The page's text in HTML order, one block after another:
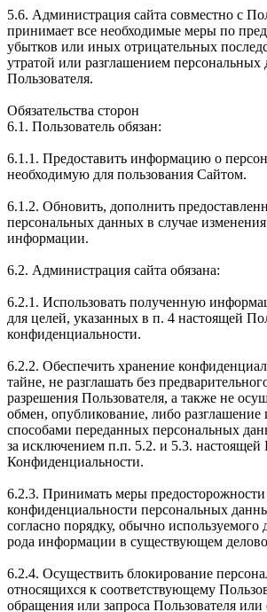
5.6. Администрация сайта совместно с
принимает все необходимые меры по
убытков или иных отрицательных
утратой или разглашением персональных
Пользователя.
Обязательства сторон
6.1. Пользователь обязан:
6.1.1. Предоставить информацию о
необходимую для пользования Сайтом.
6.1.2. Обновить, дополнить
персональных данных в случае
информации.
6.2. Администрация сайта обязана:
6.2.1. Использовать полученную
для целей, указанных в п. 4 настоящей
конфиденциальности.
6.2.2. Обеспечить хранение
тайне, не разглашать без
разрешения Пользователя, а также не
обмен, опубликование, либо
способами переданных персональных
за исключением п.п. 5.2. и 5.3.
Конфиденциальности.
6.2.3. Принимать меры
конфиденциальности персональных
согласно порядку, обычно используемого
рода информации в существующем
6.2.4. Осуществить блокирование
относящихся к соответствующему
обращения или запроса Пользователя или